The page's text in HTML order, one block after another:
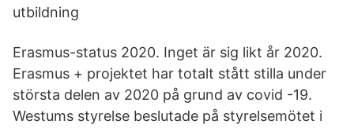
utbildning
Erasmus-status 2020. Inget är sig likt år 2020.
Erasmus + projektet har totalt stått stilla under
största delen av 2020 på grund av covid -19.
Westums styrelse beslutade på styrelsemötet i